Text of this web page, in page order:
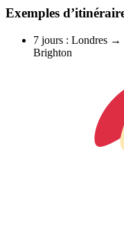
Exemples
7 jours : Londres
Brighton